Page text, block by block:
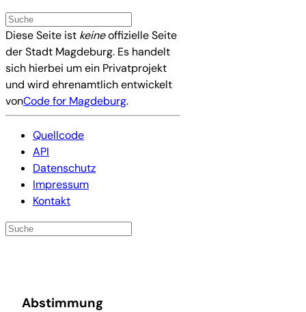
Diese Seite ist keineoffizielle Seite
der Stadt Magdeburg. Es handelt
sich hierbei um ein Privatprojekt
und wird ehrenamtlich entwickelt
vonCode for Magdeburg.
Quellcode
API
Datenschutz
Impressum
Kontakt
Abstimmung